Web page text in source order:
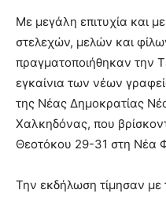
Με μεγάλη επιτυχία και
στελεχών, μελών και
πραγματοποιήθηκαν την
εγκαίνια των νέων
της Νέας Δημοκρατίας
Χαλκηδόνας, που
Θεοτόκου 29-31 στη Νέα
Την εκδήλωση τίμησαν με